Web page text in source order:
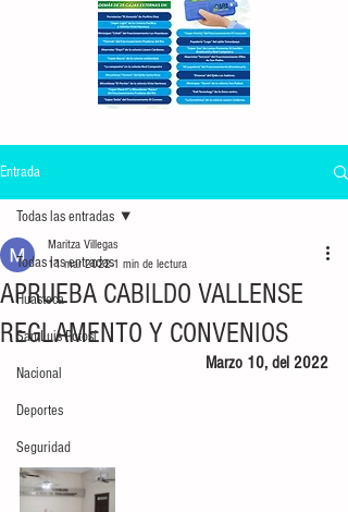
Entrada
Todas las entradas
Huasteca
San Luis Potosí
Nacional
Deportes
Seguridad
Todas las entradas
APRUEBA CABILDO VALLENSE
REGLAMENTO Y CONVENIOS
Maritza Villegas
11 mar 20221 min de lectura
Marzo 10, del 2022